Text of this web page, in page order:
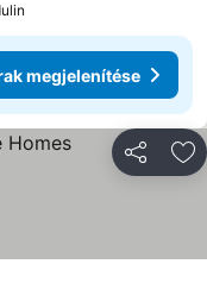
megjelenítése